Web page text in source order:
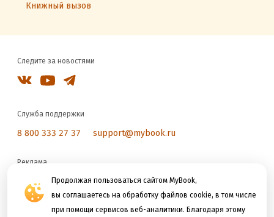
Продолжая пользоваться сайтом MyBook,
вы соглашаетесь на обработку файлов cookie, в том числе
при помощи сервисов веб-аналитики. Благодаря этому
Книжный вызов
Следите за новостями
Служба поддержки
8 800 333 27 37 support@mybook.ru
Реклама
reklama@litres.ru
Мы принимаем к оплате